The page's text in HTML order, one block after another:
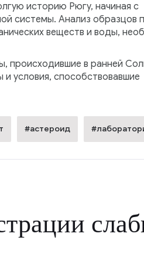
историю Рюгу, начиная с
системы. Анализ образцов
веществ и воды,
происходившие в ранней
условия, способствовавшие
#астероид